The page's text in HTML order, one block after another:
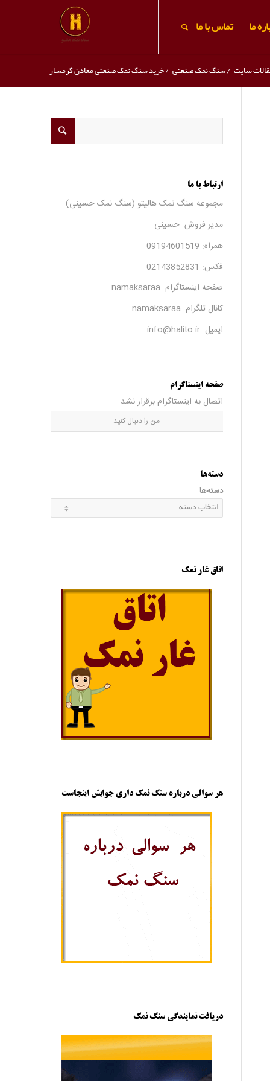
ما تماس با ما
سایت /سنگ نمک صنعتی /خرید سنگ نمک صنعتی معادن گرمسار
ارتباط با ما
مجموعه سنگ نمک هالیتو (سنگ نمک حسینی)
مدیر فروش: حسینی
همراه: 09194601519
فکس: 02143852831
صفحه اینستاگرام: namaksaraa
کانال تلگرام: namaksaraa
ایمیل: info@halito.ir
صفحه اینستاگرام
اتصال به اینستاگرام برقرار نشد
من را دنبال کنید
دسته‌ها
دسته‌ها
اتاق غار نمک
هر سوالی درباره سنگ نمک داری جوابش اینجاست
دریافت نمایندگی سنگ نمک